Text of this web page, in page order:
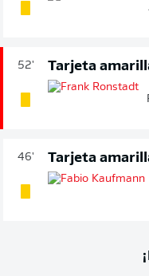
52' Tarjeta
46' Tarjeta